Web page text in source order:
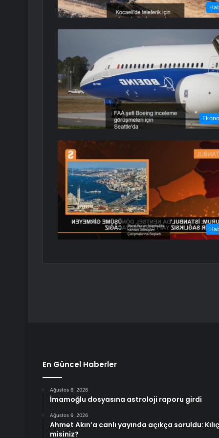
En Güncel Haberler
Ağustos 6, 2026
İmamoğlu dosyasına astroloji raporu girdi
Ağustos 6, 2026
Ahmet Akın’a canlı yayında açıkça soruldu:
misiniz?